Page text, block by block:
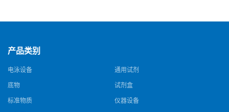
产品类别
电泳设备 通用试剂
底物 试剂盒
标准物质 仪器设备